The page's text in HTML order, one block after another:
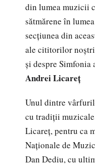
din lumea muzicii
sătmărene în
secțiunea din
ale cititorilor
și despre Simfonia
Andrei Licareț
Unul dintre
cu tradiții
Licareț, pentru ca
Naționale de
Dan Dediu, cu